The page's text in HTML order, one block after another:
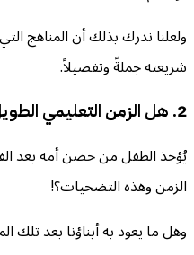
ولعلنا ندرك بذلك أن المناهج
شريعته جملةً وتفصيلاً.
2. هل الزمن التعليمي الطويل يحقق المردود المطلوب؟
الزمن وهذه التضحيات؟!
وهل ما يعود به أبناؤنا بعد